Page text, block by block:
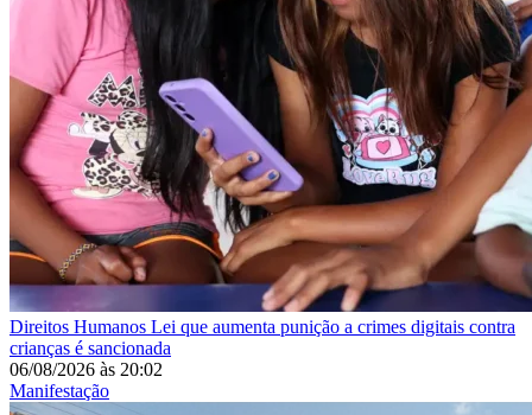
Direitos Humanos Lei que aumenta punição a crimes digitais contra
crianças é sancionada
06/08/2026 às 20:02
Manifestação